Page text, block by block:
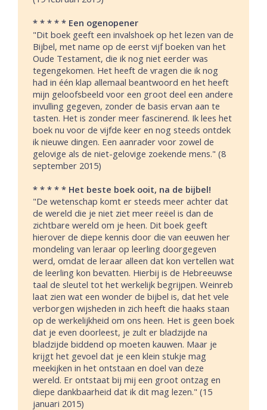
* * * * * Een ogenopener
"Dit boek geeft een invalshoek op het lezen van de
Bijbel, met name op de eerst vijf boeken van het
Oude Testament, die ik nog niet eerder was
tegengekomen. Het heeft de vragen die ik nog
had in één klap allemaal beantwoord en het heeft
mijn geloofsbeeld voor een groot deel een andere
invulling gegeven, zonder de basis ervan aan te
tasten. Het is zonder meer fascinerend. Ik lees het
boek nu voor de vijfde keer en nog steeds ontdek
ik nieuwe dingen. Een aanrader voor zowel de
gelovige als de niet-gelovige zoekende mens." (8
september 2015)
* * * * * Het beste boek ooit, na de bijbel!
"De wetenschap komt er steeds meer achter dat
de wereld die je niet ziet meer reëel is dan de
zichtbare wereld om je heen. Dit boek geeft
hierover de diepe kennis door die van eeuwen her
mondeling van leraar op leerling doorgegeven
werd, omdat de leraar alleen dat kon vertellen wat
de leerling kon bevatten. Hierbij is de Hebreeuwse
taal de sleutel tot het werkelijk begrijpen. Weinreb
laat zien wat een wonder de bijbel is, dat het vele
verborgen wijsheden in zich heeft die haaks staan
op de werkelijkheid om ons heen. Het is geen boek
dat je even doorleest, je zult er bladzijde na
bladzijde biddend op moeten kauwen. Maar je
krijgt het gevoel dat je een klein stukje mag
meekijken in het ontstaan en doel van deze
wereld. Er ontstaat bij mij een groot ontzag en
diepe dankbaarheid dat ik dit mag lezen." (15
januari 2015)